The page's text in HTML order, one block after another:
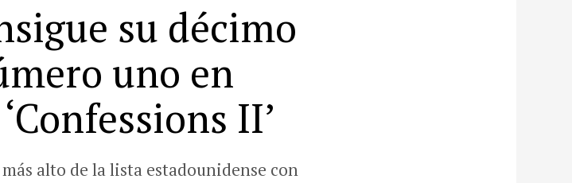
su décimo
uno en
II’
alto de la lista estadounidense con